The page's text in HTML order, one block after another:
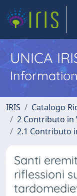
UNICA
IRIS
Catalogo
2 Contributo in
2.1 Contributo
Santi
riflessioni